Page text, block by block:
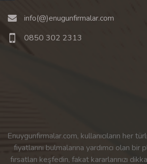
info(@)enugunfirmalar.com
0850 302 2313
Enuygunfirmalar.com, kullanıcıların her
fiyatlarını bulmalarına yardımcı olan
fırsatları keşfedin, fakat kararlarınızı